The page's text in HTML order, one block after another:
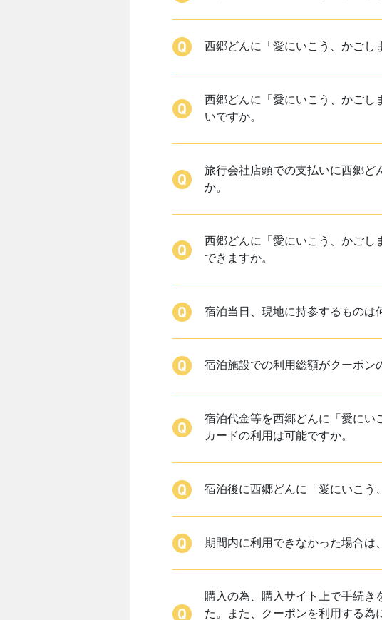
西郷どんに「愛にいこう、かごし
西郷どんに「愛にいこう、かごし
いですか。
旅行会社店頭での支払いに西郷ど
か。
西郷どんに「愛にいこう、かごし
できますか。
宿泊当日、現地に持参するものは
宿泊施設での利用総額がクーポン
宿泊代金等を西郷どんに「愛にい
カードの利用は可能ですか。
宿泊後に西郷どんに「愛にいこう
期間内に利用できなかった場合は
購入の為、購入サイト上で手続き
た。また、クーポンを利用する為